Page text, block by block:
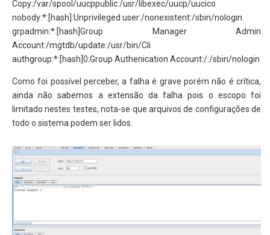
Copy:/var/spool/uucppublic:/usr/libexec/uucp/uucico
nobody:*:[hash]:Unprivileged user:/nonexistent:/sbin/nologin
grpadmin:*:[hash]Group Manager Admin
Account:/mgtdb/update:/usr/bin/Cli
authgroup:*:[hash]0:Group Authenication Account:/:/sbin/nologin
Como foi possível perceber, a falha é grave porém não é crítica,
ainda não sabemos a extensão da falha pois o escopo foi
limitado nestes testes, nota-se que arquivos de configurações de
todo o sistema podem ser lidos.